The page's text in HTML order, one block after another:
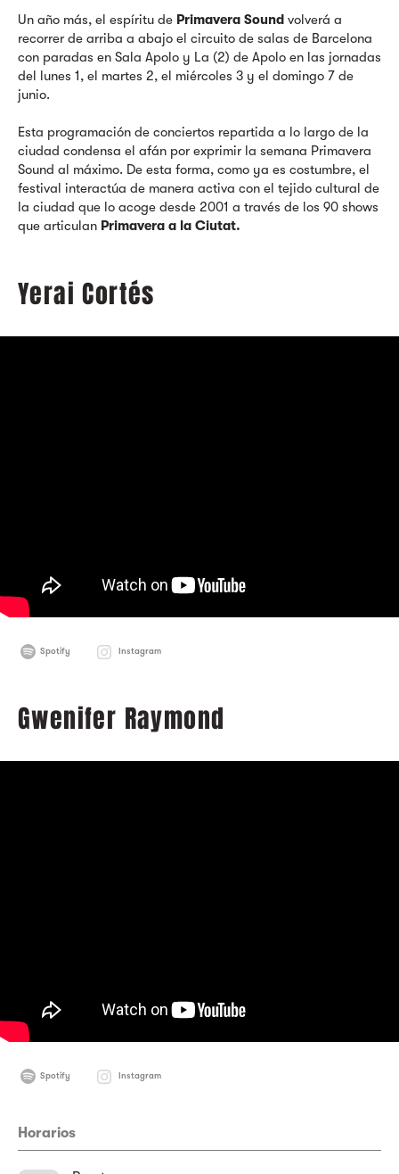
Un año más, el espíritu de Primavera Sound volverá a
recorrer de arriba a abajo el circuito de salas de Barcelona
con paradas en Sala Apolo y La (2) de Apolo en las jornadas
del lunes 1, el martes 2, el miércoles 3 y el domingo 7 de
junio.
Esta programación de conciertos repartida a lo largo de la
ciudad condensa el afán por exprimir la semana Primavera
Sound al máximo. De esta forma, como ya es costumbre, el
festival interactúa de manera activa con el tejido cultural de
la ciudad que lo acoge desde 2001 a través de los 90 shows
que articulan Primavera a la Ciutat.
Yerai Cortés
Spotify Instagram
Gwenifer Raymond
Spotify Instagram
Horarios